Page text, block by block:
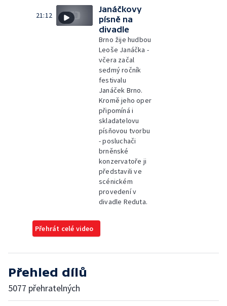
21:12
Janáčkovy
písně na
divadle
Brno žije hudbou
Leoše Janáčka -
včera začal
sedmý ročník
festivalu
Janáček Brno.
Kromě jeho oper
připomíná i
skladatelovu
písňovou tvorbu
- posluchači
brněnské
konzervatoře ji
představili ve
scénickém
provedení v
divadle Reduta.
Přehrát celé video
Přehled dílů
5077 přehratelných